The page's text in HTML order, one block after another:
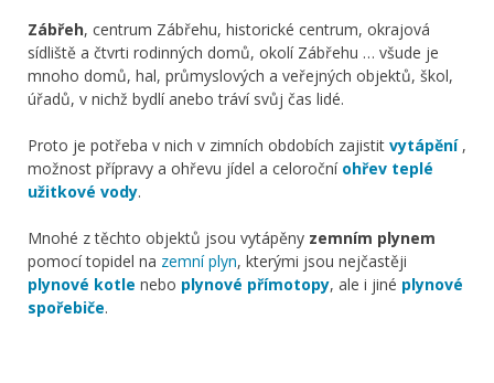
Zábřeh, centrum Zábřehu, historické centrum, okrajová
sídliště a čtvrti rodinných domů, okolí Zábřehu … všude je
mnoho domů, hal, průmyslových a veřejných objektů, škol,
úřadů, v nichž bydlí anebo tráví svůj čas lidé.
Proto je potřeba v nich v zimních obdobích zajistit vytápění,
možnost přípravy a ohřevu jídel a celoroční ohřev teplé
užitkové vody.
Mnohé z těchto objektů jsou vytápěny zemním plynem
pomocí topidel na zemní plyn, kterými jsou nejčastěji
plynové kotle nebo plynové přímotopy, ale i jiné plynové
spořebiče.